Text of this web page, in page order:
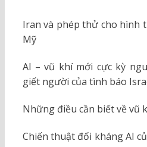
Iran và phép thử cho hình
Mỹ
AI – vũ khí mới cực kỳ
giết người của tình báo
Những điều cần biết về vũ
Chiến thuật đối kháng AI